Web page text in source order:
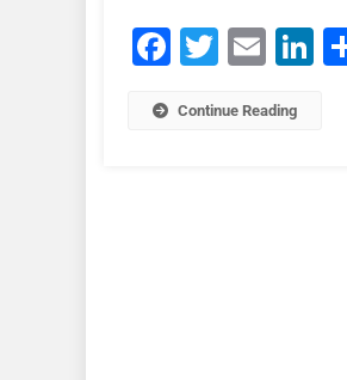
Facebook
Twitter Email
Continue Reading